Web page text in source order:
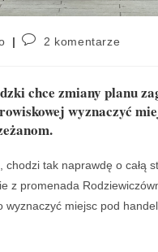
2 komentarze
chce zmiany planu
wyznaczyć
tak naprawdę o całą
z promenada
wyznaczyć miejsc pod